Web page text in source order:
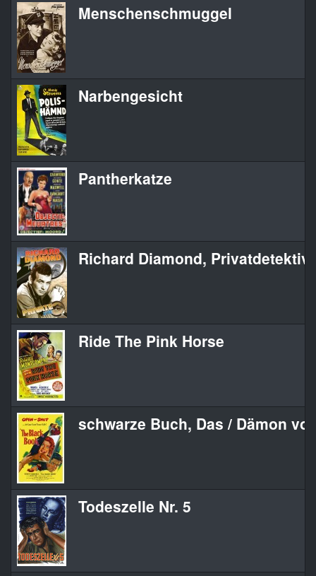
Menschenschmuggel
Narbengesicht
Pantherkatze
Richard Diamond, Privatdetektiv
Ride The Pink Horse
schwarze Buch, Das / Dämon
Todeszelle Nr. 5